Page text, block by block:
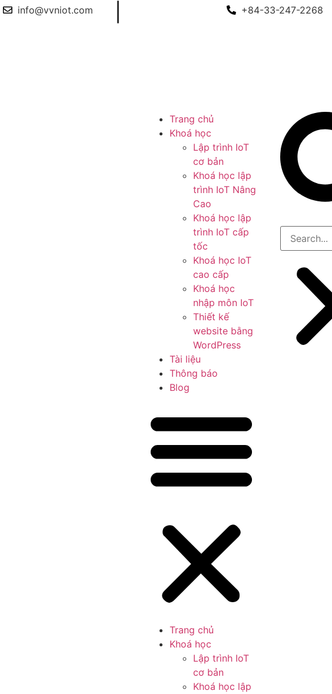
info@vvniot.com +84-33-247-2268
Trang chủ
Khoá học
Lập trình IoT
cơ bản
Khoá học lập
trình IoT Nâng
Cao
Khoá học lập
trình IoT cấp
tốc
Khoá học IoT
cao cấp
Khoá học
nhập môn IoT
Thiết kế
website bằng
WordPress
Tài liệu
Thông báo
Blog
Trang chủ
Khoá học
Lập trình IoT
cơ bản
Khoá học lập